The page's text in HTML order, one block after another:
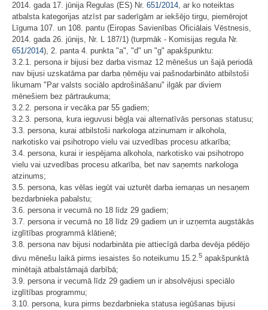
2014. gada 17. jūnija Regulas (ES) Nr. 651/2014, ar ko noteiktas
atbalsta kategorijas atzīst par saderīgām ar iekšējo tirgu, piemērojot
Līguma 107. un 108. pantu (Eiropas Savienības Oficiālais Vēstnesis,
2014. gada 26. jūnijs, Nr. L 187/1) (turpmāk - Komisijas regula Nr.
651/2014), 2. panta 4. punkta "a", "d" un "g" apakšpunktu:
3.2.1. persona ir bijusi bez darba vismaz 12 mēnešus un šajā periodā
nav bijusi uzskatāma par darba ņēmēju vai pašnodarbināto atbilstoši
likumam "Par valsts sociālo apdrošināšanu" ilgāk par diviem
mēnešiem bez pārtraukuma;
3.2.2. persona ir vecāka par 55 gadiem;
3.2.3. persona, kura ieguvusi bēgļa vai alternatīvās personas statusu;
3.3. persona, kurai atbilstoši narkologa atzinumam ir alkohola,
narkotisko vai psihotropo vielu vai uzvedības procesu atkarība;
3.4. persona, kurai ir iespējama alkohola, narkotisko vai psihotropo
vielu vai uzvedības procesu atkarība, bet nav saņemts narkologa
atzinums;
3.5. persona, kas vēlas iegūt vai uzturēt darba iemaņas un nesaņem
bezdarbnieka pabalstu;
3.6. persona ir vecumā no 18 līdz 29 gadiem;
3.7. persona ir vecumā no 18 līdz 29 gadiem un ir uzņemta augstākās
izglītības programmā klātienē;
3.8. persona nav bijusi nodarbināta pie attiecīgā darba devēja pēdējo
divu mēnešu laikā pirms iesaistes šo noteikumu 15.2.5 apakšpunktā
minētajā atbalstāmajā darbībā;
3.9. persona ir vecumā līdz 29 gadiem un ir absolvējusi speciālo
izglītības programmu;
3.10. persona, kura pirms bezdarbnieka statusa iegūšanas bijusi